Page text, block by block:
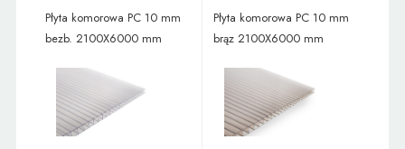
Płyta komorowa PC 10 mm
bezb. 2100X6000 mm
Płyta komorowa PC 10 mm
brąz 2100X6000 mm